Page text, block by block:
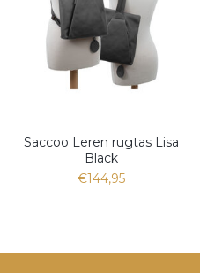
Saccoo Leren rugtas Lisa
Black
€144,95